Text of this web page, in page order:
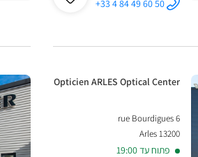
התקשר לחנות
Center ב
+33 4 84 49 60 50 לו"ז
לחנות
-
Optical
Center
חנות:
Opticien ARLES Optical Center
6 rue Bourdigues
13200 Arles
פתוח עד 19:00
לחץ
ENTER
למידע
נוסף